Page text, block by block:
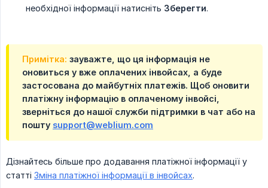
необхідної інформації натисніть Зберегти.
Примітка: зауважте, що ця інформація не
оновиться у вже оплачених інвойсах, а буде
застосована до майбутніх платежів. Щоб оновити
платіжну інформацію в оплаченому інвойсі,
зверніться до нашої служби підтримки в чат або на
пошту support@weblium.com
Дізнайтесь більше про додавання платіжної інформації у
статті Зміна платіжної інформації в інвойсах.